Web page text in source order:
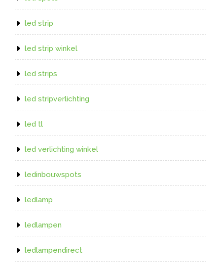
led strip
led strip winkel
led strips
led stripverlichting
led tl
led verlichting winkel
ledinbouwspots
ledlamp
ledlampen
ledlampendirect